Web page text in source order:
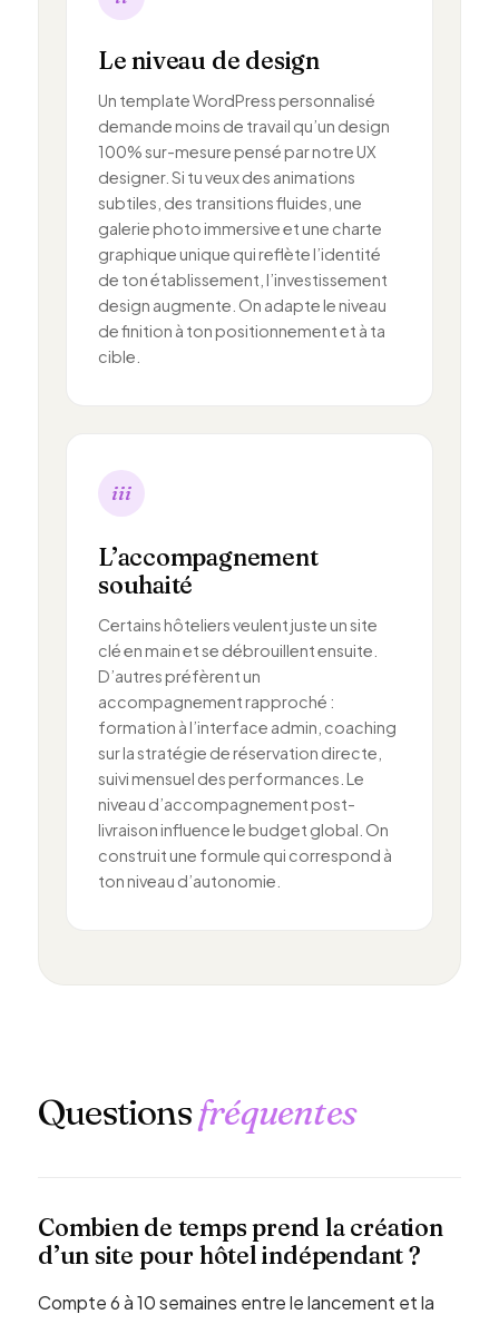
Le niveau de design
Un template WordPress personnalisé
demande moins de travail qu’un design
100% sur-mesure pensé par notre UX
designer. Si tu veux des animations
subtiles, des transitions fluides, une
galerie photo immersive et une charte
graphique unique qui reflète l’identité
de ton établissement, l’investissement
design augmente. On adapte le niveau
de finition à ton positionnement et à ta
cible.
iii
L’accompagnement
souhaité
Certains hôteliers veulent juste un site
clé en main et se débrouillent ensuite.
D’autres préfèrent un
accompagnement rapproché :
formation à l’interface admin, coaching
sur la stratégie de réservation directe,
suivi mensuel des performances. Le
niveau d’accompagnement post-
livraison influence le budget global. On
construit une formule qui correspond à
ton niveau d’autonomie.
Questionsfréquentes
Combien de temps prend la création
d’un site pour hôtel indépendant ?
Compte 6 à 10 semaines entre le lancement et la